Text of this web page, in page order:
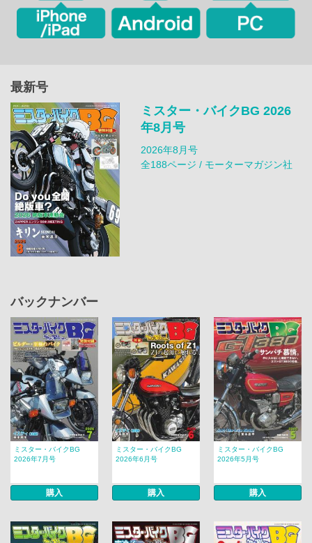
最新号
ミスター・バイクBG 2026
年8月号
2026年8月号
全188ページ / モーターマガジン社
バックナンバー
ミスター・バイクBG
2026年7月号
購入
ミスター・バイクBG
2026年6月号
購入
ミスター・バイクBG
2026年5月号
購入